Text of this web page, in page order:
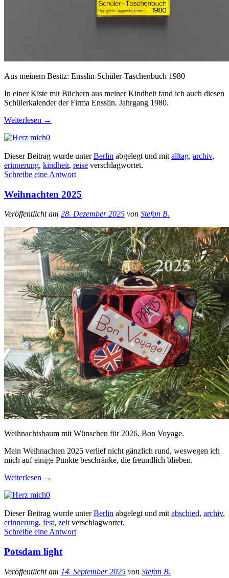
Aus meinem Besitz: Ensslin-Schüler-Taschenbuch 1980
In einer Kiste mit Büchern aus meiner Kindheit fand ich auch diesen
Schülerkalender der Firma Ensslin. Jahrgang 1980.
Weiterlesen →
0
Dieser Beitrag wurde unterBerlin abgelegt und mit alltag, archiv,
erinnerung, kindheit, reise verschlagwortet.
Schreibe eine Antwort
Weihnachten 2025
Veröffentlicht am 28. Dezember 2025 von Stefan B.
Weihnachtsbaum mit Wünschen für 2026. Bon Voyage.
Mein Weihnachten 2025 verlief nicht gänzlich rund, weswegen ich
mich auf einige Punkte beschränke, die freundlich blieben.
Weiterlesen →
0
Dieser Beitrag wurde unterBerlin abgelegt und mitabschied, archiv,
erinnerung, fest, zeitverschlagwortet.
Schreibe eine Antwort
Potsdam light
Veröffentlicht am 14. September 2025 von Stefan B.